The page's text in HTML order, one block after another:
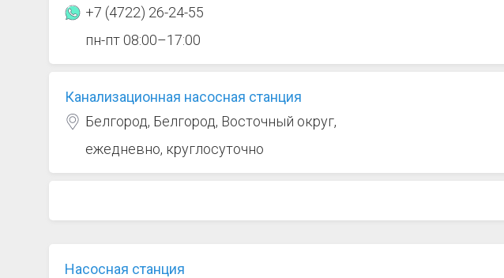
+7 (4722) 26-24-55
пн-пт 08:00–17:00
Канализационная насосная станция
Белгород, Белгород, Восточный округ,
ежедневно, круглосуточно
Насосная станция